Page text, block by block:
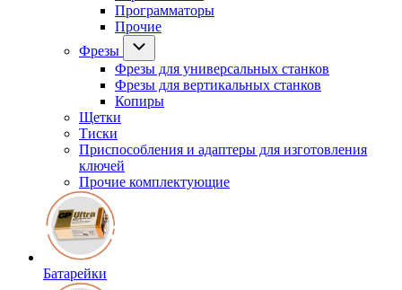
Программаторы
Прочие
Фрезы
Фрезы для универсальных станков
Фрезы для вертикальных станков
Копиры
Щетки
Тиски
Приспособления и адаптеры для изготовления
ключей
Прочие комплектующие
Батарейки